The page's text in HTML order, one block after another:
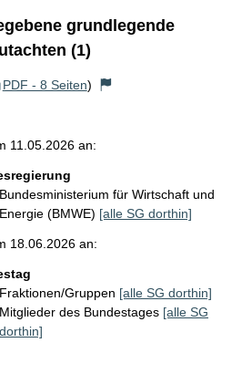
grundlegende
(1)
PDF - 8 Seiten)
11.05.2026 an:
Bundesministerium für Wirtschaft und
Energie (BMWE) [alle SG dorthin]
18.06.2026 an:
Fraktionen/Gruppen [alle SG dorthin]
Mitglieder des Bundestages [alle SG
dorthin]